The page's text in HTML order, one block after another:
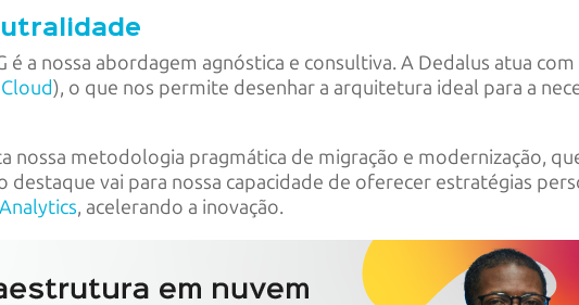
a nossa abordagem agnóstica e consultiva. A Dedalus atua
), o que nos permite desenhar a arquitetura ideal para a
nossa metodologia pragmática de migração e modernização,
destaque vai para nossa capacidade de oferecer estratégias
, acelerando a inovação.